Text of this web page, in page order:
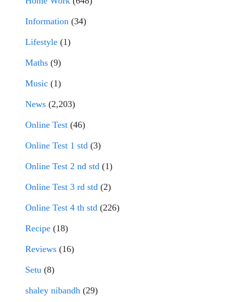
Information (34)
Lifestyle (1)
Maths (9)
Music (1)
News (2,203)
Online Test (46)
Online Test 1 std (3)
Online Test 2 nd std (1)
Online Test 3 rd std (2)
Online Test 4 th std (226)
Recipe (18)
Reviews (16)
Setu (8)
shaley nibandh (29)